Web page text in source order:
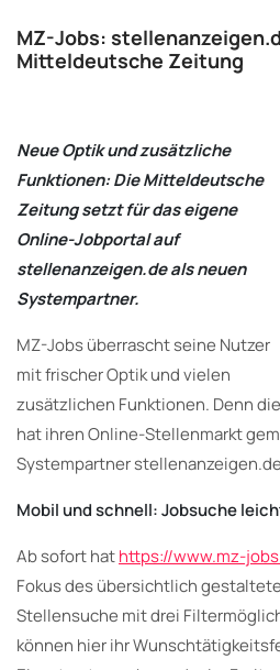
MZ-Jobs:
Mitteldeutsche Zeitung
Neue Optik und zusätzliche
Funktionen: Die Mitteldeutsche
Zeitung setzt für das eigene
Online-Jobportal auf
stellenanzeigen.de als neuen
Systempartner.
MZ-Jobs überrascht seine Nutzer
mit frischer Optik und vielen
zusätzlichen Funktionen. Denn
hat ihren Online-Stellenmarkt
Systempartner
Mobil und schnell: Jobsuche
Ab sofort hathttps://www.mz-
Fokus des übersichtlich
Stellensuche mit drei
können hier ihr